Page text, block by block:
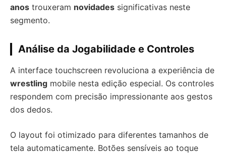
anos trouxeram novidades significativas neste
segmento.
Análise da Jogabilidade e Controles
A interface touchscreen revoluciona a experiência de
wrestling mobile nesta edição especial. Os controles
respondem com precisão impressionante aos gestos
dos dedos.
O layout foi otimizado para diferentes tamanhos de
tela automaticamente. Botões sensíveis ao toque